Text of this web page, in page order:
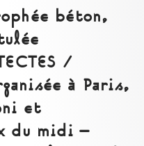
béton,
/
à Paris,
et
du midi –